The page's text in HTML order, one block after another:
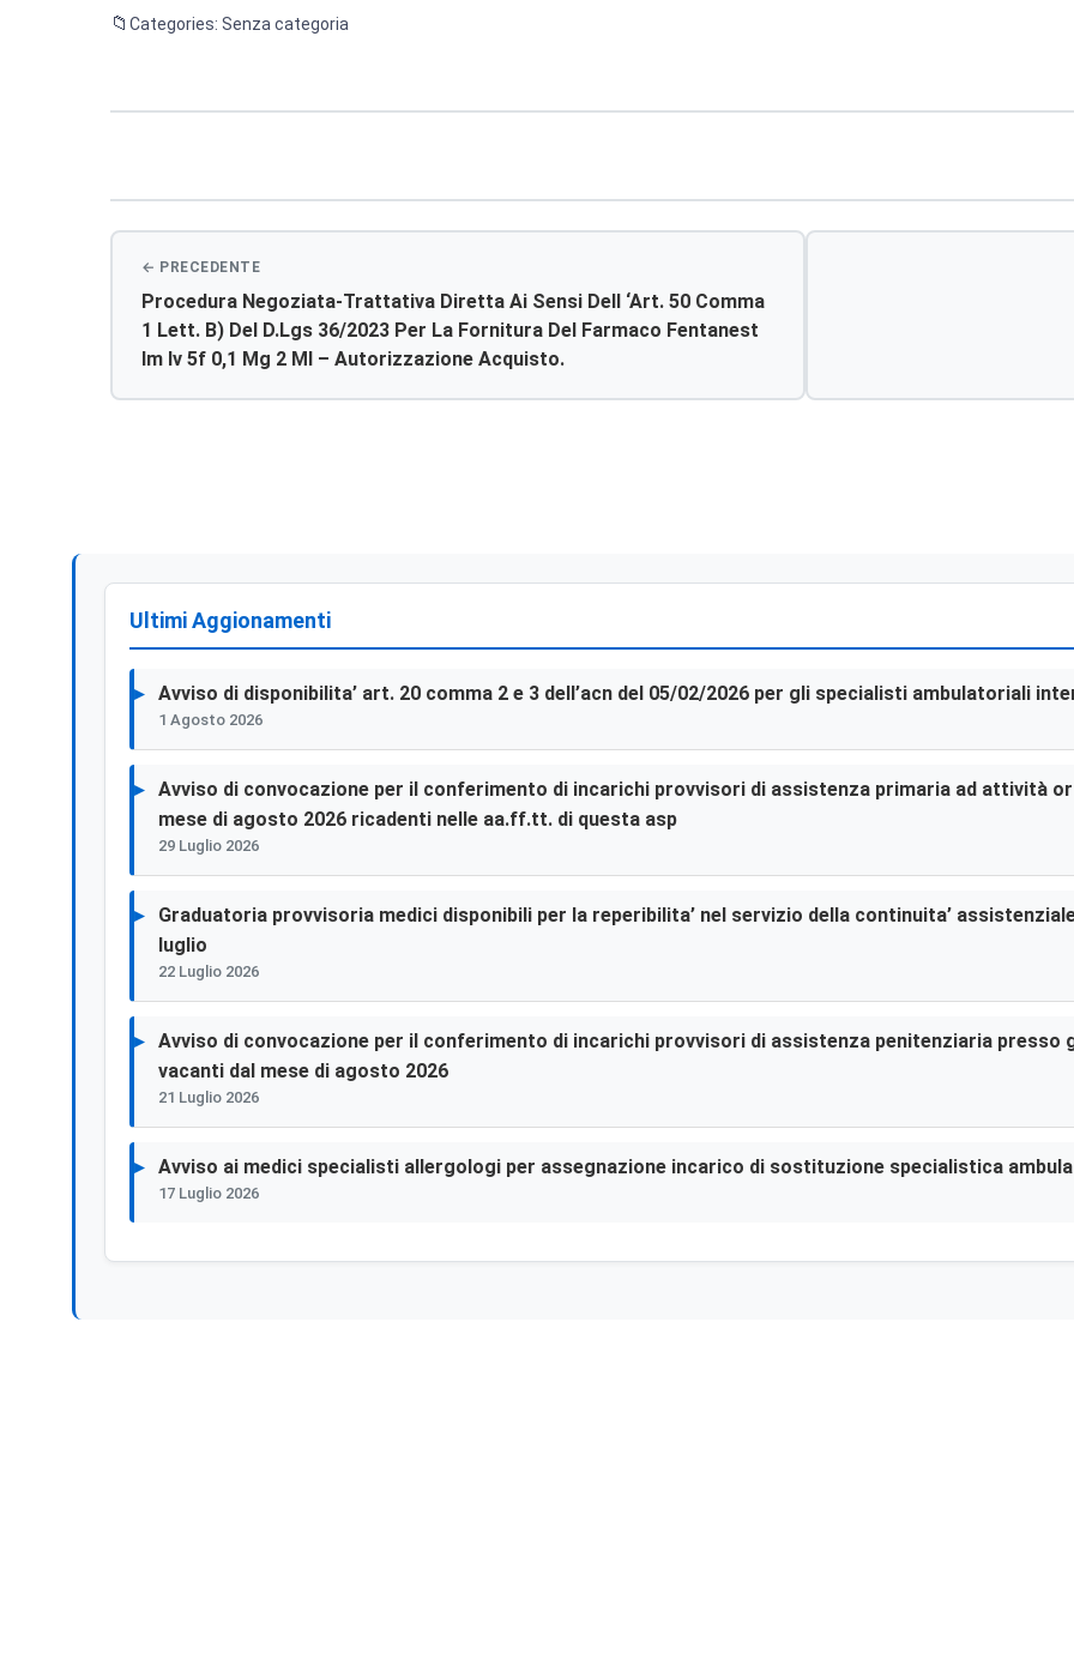
Categories: Senza categoria
articoli
Procedura Negoziata-Trattativa Diretta Ai Sensi Dell ‘art. 50 Comma
1 Lett. B) Del D.lgs 36/2023 Per La Fornitura Del Farmaco Fentanest
Im Iv 5f 0,1 Mg 2 Ml – Autorizzazione Acquisto.
Ultimi Aggionamenti
Avviso di disponibilita’ art. 20 comma 2 e 3 dell’acn del 05/02/2026 per gli specialisti ambulatoriali
1 Agosto 2026
Avviso di convocazione per il conferimento di incarichi provvisori di assistenza primaria ad attività
mese di agosto 2026 ricadenti nelle aa.ff.tt. di questa asp
29 Luglio 2026
Graduatoria provvisoria medici disponibili per la reperibilita’ nel servizio della continuita’
luglio
22 Luglio 2026
Avviso di convocazione per il conferimento di incarichi provvisori di assistenza penitenziaria
vacanti dal mese di agosto 2026
21 Luglio 2026
Avviso ai medici specialisti allergologi per assegnazione incarico di sostituzione specialistica
17 Luglio 2026